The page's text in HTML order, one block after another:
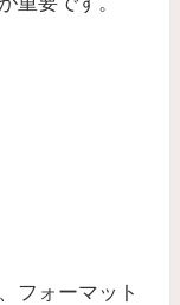
フォーマット